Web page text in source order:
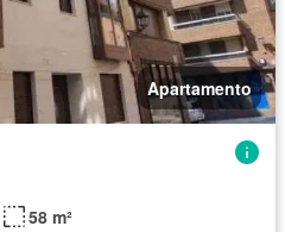
Apartamento
58 m²